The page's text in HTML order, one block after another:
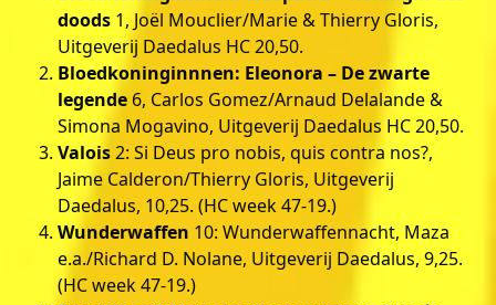
doods 1, Joël Mouclier/Marie & Thierry Gloris,
Uitgeverij Daedalus HC 20,50.
Bloedkoninginnnen: Eleonora – De zwarte
legende 6, Carlos Gomez/Arnaud Delalande &
Simona Mogavino, Uitgeverij Daedalus HC 20,50.
Valois2: Si Deus pro nobis, quis contra nos?,
Jaime Calderon/Thierry Gloris, Uitgeverij
Daedalus, 10,25. (HC week 47-19.)
Wunderwaffen 10: Wunderwaffennacht, Maza
e.a./Richard D. Nolane, Uitgeverij Daedalus, 9,25.
(HC week 47-19.)